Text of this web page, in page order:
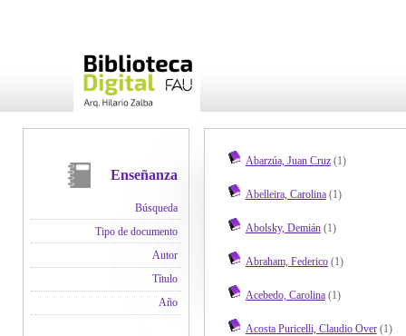
Enseñanza
Búsqueda
Tipo de documento
Autor
Título
Año
Abarzúa, Juan Cruz(1)
Abelleira, Carolina(1)
Abolsky, Demián(1)
Abraham, Federico(1)
Acebedo, Carolina(1)
Acosta Puricelli, Claudio Over(1)